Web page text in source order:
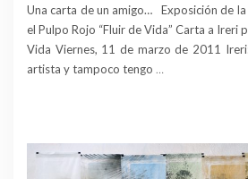
Una carta de un amigo… Exposición de
el Pulpo Rojo “Fluir de Vida” Carta a Ireri
Vida Viernes, 11 de marzo de 2011
artista y tampoco tengo …